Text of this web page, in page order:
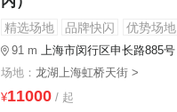
精选场地 品牌快闪 优势场地
91 m 上海市闵行区申长路885号
场地： 龙湖上海虹桥天街 >
¥11000/ 起